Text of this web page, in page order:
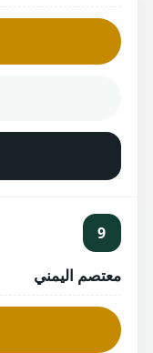
9
معتصم اليمني